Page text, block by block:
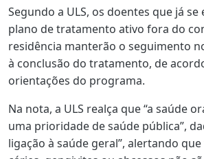
Segundo a ULS, os doentes que já
plano de tratamento ativo fora do
residência manterão o seguimento
à conclusão do tratamento, de
orientações do programa.
Na nota, a ULS realça que “a saúde
uma prioridade de saúde pública”,
ligação à saúde geral”, alertando